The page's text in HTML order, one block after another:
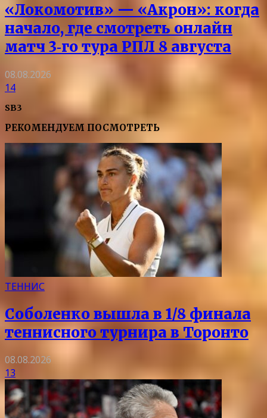
«Локомотив» — «Акрон»: когда
начало, где смотреть онлайн
матч 3‑го тура РПЛ 8 августа
08.08.2026
14
SB3
РЕКОМЕНДУЕМ ПОСМОТРЕТЬ
ТЕННИС
Соболенко вышла в 1/8 финала
теннисного турнира в Торонто
08.08.2026
13